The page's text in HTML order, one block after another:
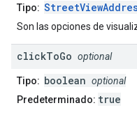
Tipo:
Son las opciones de
clickToGo optional
Tipo: boolean optional
Predeterminado: true